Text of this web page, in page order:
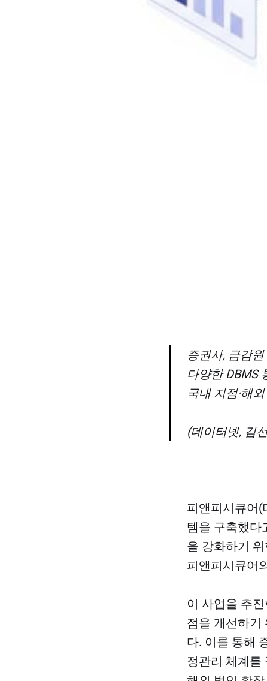
증권사, 금감
다양한 DBMS
국내 지점·해
(데이터넷, 김
피앤피시큐어(
템을 구축했다
을 강화하기
피앤피시큐어
이 사업을 추
점을 개선하기
다. 이를 통해
정관리 체계를